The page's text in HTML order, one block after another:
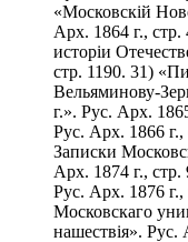
«Московскій
Арх. 1864 г.,
исторіи
стр. 1190. 31)
Вельяминову-
г.». Рус. Арх.
Рус. Арх. 1866 г.,
Записки
Арх. 1874 г., стр.
Рус. Арх. 1876
Московскаго
нашествія».